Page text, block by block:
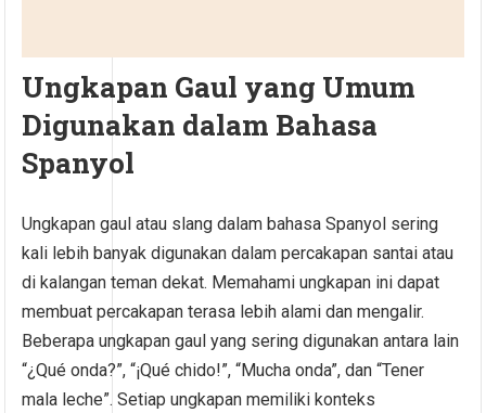
Ungkapan Gaul yang Umum
Digunakan dalam Bahasa
Spanyol
Ungkapan gaul atau slang dalam bahasa Spanyol sering
kali lebih banyak digunakan dalam percakapan santai atau
di kalangan teman dekat. Memahami ungkapan ini dapat
membuat percakapan terasa lebih alami dan mengalir.
Beberapa ungkapan gaul yang sering digunakan antara lain
“¿Qué onda?”, “¡Qué chido!”, “Mucha onda”, dan “Tener
mala leche”. Setiap ungkapan memiliki konteks